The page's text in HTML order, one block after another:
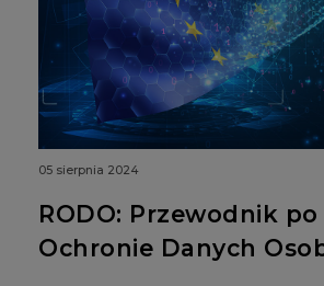
05 sierpnia 2024
RODO: Przewodnik po
Ochronie Danych